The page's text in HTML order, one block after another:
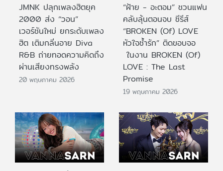
JMNK ปลุกเพลงฮิตยุค
2000 ส่ง “วอน”
เวอร์ชันใหม่ ยกระดับเพลง
ฮิต เติมกลิ่นอาย Diva
R&B ถ่ายทอดความคิดถึง
ผ่านเสียงทรงพลัง
20 พฤษภาคม 2026
“ฝ้าย - อะตอม” ชวนแฟน
คลับลุ้นตอนจบ ซีรีส์
“BROKEN (Of) LOVE
หัวใจช้ำรัก” ติดขอบจอ
ในงาน BROKEN (Of)
LOVE : The Last
Promise
19 พฤษภาคม 2026